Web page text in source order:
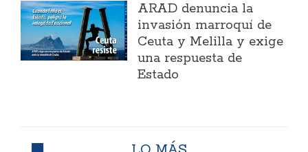
ARAD denuncia la
invasión marroquí de
Ceuta y Melilla y exige
una respuesta de
Estado